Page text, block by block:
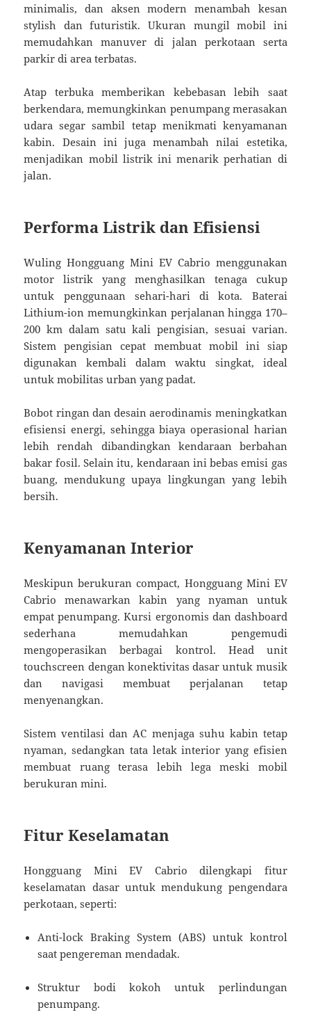
minimalis, dan aksen modern menambah kesan
stylish dan futuristik. Ukuran mungil mobil ini
memudahkan manuver di jalan perkotaan serta
parkir di area terbatas.
Atap terbuka memberikan kebebasan lebih saat
berkendara, memungkinkan penumpang merasakan
udara segar sambil tetap menikmati kenyamanan
kabin. Desain ini juga menambah nilai estetika,
menjadikan mobil listrik ini menarik perhatian di
jalan.
Performa Listrik dan Efisiensi
Wuling Hongguang Mini EV Cabrio menggunakan
motor listrik yang menghasilkan tenaga cukup
untuk penggunaan sehari-hari di kota. Baterai
Lithium-ion memungkinkan perjalanan hingga 170–
200 km dalam satu kali pengisian, sesuai varian.
Sistem pengisian cepat membuat mobil ini siap
digunakan kembali dalam waktu singkat, ideal
untuk mobilitas urban yang padat.
Bobot ringan dan desain aerodinamis meningkatkan
efisiensi energi, sehingga biaya operasional harian
lebih rendah dibandingkan kendaraan berbahan
bakar fosil. Selain itu, kendaraan ini bebas emisi gas
buang, mendukung upaya lingkungan yang lebih
bersih.
Kenyamanan Interior
Meskipun berukuran compact, Hongguang Mini EV
Cabrio menawarkan kabin yang nyaman untuk
empat penumpang. Kursi ergonomis dan dashboard
sederhana memudahkan pengemudi
mengoperasikan berbagai kontrol. Head unit
touchscreen dengan konektivitas dasar untuk musik
dan navigasi membuat perjalanan tetap
menyenangkan.
Sistem ventilasi dan AC menjaga suhu kabin tetap
nyaman, sedangkan tata letak interior yang efisien
membuat ruang terasa lebih lega meski mobil
berukuran mini.
Fitur Keselamatan
Hongguang Mini EV Cabrio dilengkapi fitur
keselamatan dasar untuk mendukung pengendara
perkotaan, seperti:
Anti-lock Braking System (ABS) untuk kontrol
saat pengereman mendadak.
Struktur bodi kokoh untuk perlindungan
penumpang.